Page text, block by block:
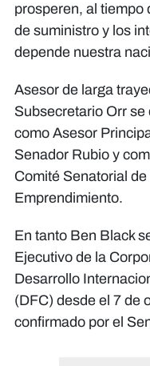
prosperen, al tiempo
de suministro y los
depende nuestra
Asesor de larga
Subsecretario Orr
como Asesor
Senador Rubio y
Comité Senatorial
Emprendimiento.
En tanto Ben Black
Ejecutivo de la
Desarrollo
(DFC) desde el 7 de
confirmado por el